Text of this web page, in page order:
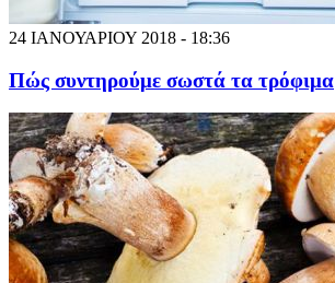
24 ΙΑΝΟΥΑΡΙΟΥ 2018 - 18:36
Πώς συντηρούμε σωστά τα τρόφιμα